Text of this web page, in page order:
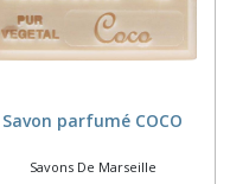
Savon parfumé COCO
Savons De Marseille